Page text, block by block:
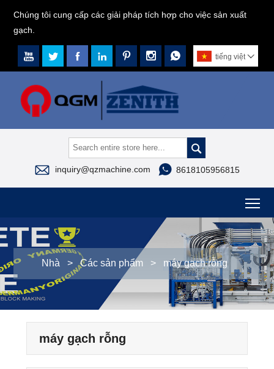
Chúng tôi cung cấp các giải pháp tích hợp cho việc sản xuất
gạch.
       tiếng việt 

 inquiry@qzmachine.com  8618105956815
Nhà > Các sản phẩm > máy gạch rỗng
máy gạch rỗng